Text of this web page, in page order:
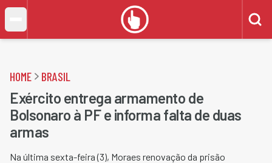
HOME BRASIL
Exército entrega armamento de
Bolsonaro à PF e informa falta de duas
armas
Na última sexta-feira (3), Moraes renovação da prisão